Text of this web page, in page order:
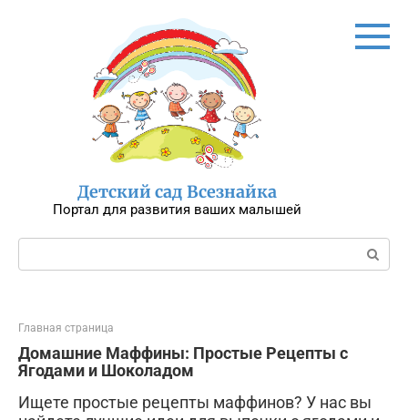
Детский сад Всезнайка
Портал для развития ваших малышей
Поиск:
Главная страница
Домашние Маффины: Простые Рецепты с
Ягодами и Шоколадом
Ищете простые рецепты маффинов? У нас вы